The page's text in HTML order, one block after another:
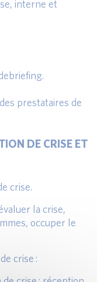
interne et
prestataires de
DE CRISE ET
crise.
la crise,
occuper le
crise :